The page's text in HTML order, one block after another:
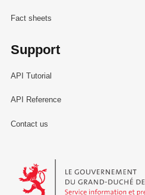
Fact sheets
Support
API Tutorial
API Reference
Contact us
Le Gouvernement du Grand-